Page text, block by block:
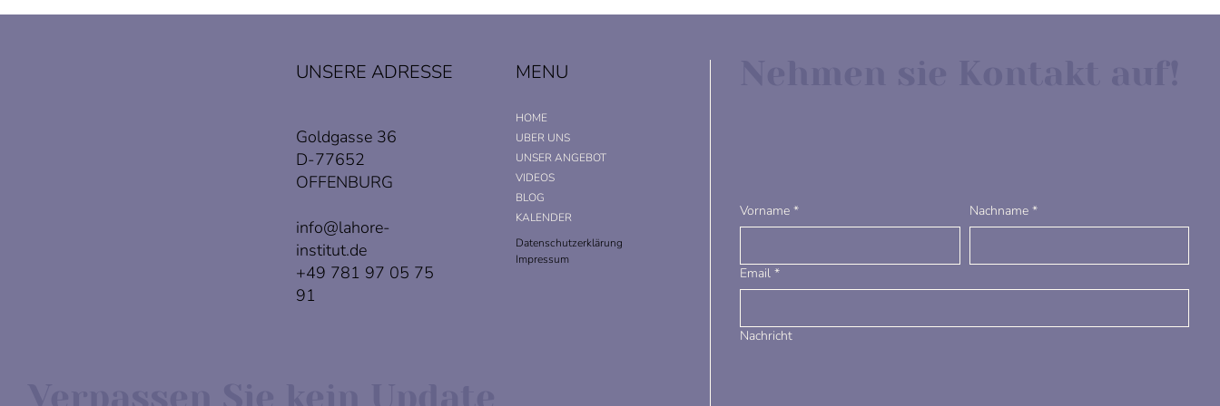
UNSERE ADRESSE
Goldgasse 36
D-77652
OFFENBURG
info@lahore-
institut.de
+49 781 97 05 75
91
MENU
HOME
UBER UNS
UNSER ANGEBOT
VIDEOS
BLOG
KALENDER
Datenschutzerklärung
Impressum
Vorname * Nachname *
Email *
Nachricht